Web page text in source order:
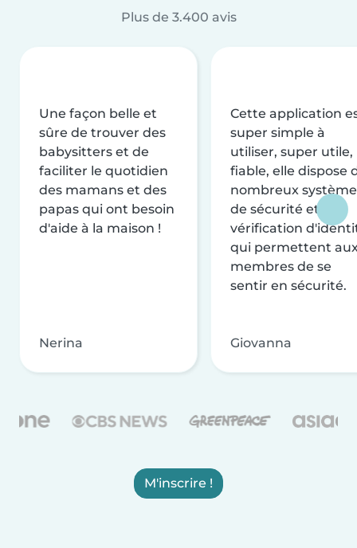
Plus de 3.400 avis
Une façon belle et
sûre de trouver des
babysitters et de
faciliter le quotidien
des mamans et des
papas qui ont besoin
d'aide à la maison !
Nerina
Cette application
super simple à
utiliser, super utile,
fiable, elle dispose
nombreux
de sécurité et de
vérification
qui permettent
membres de se
sentir en sécurité.
Giovanna
M'inscrire !